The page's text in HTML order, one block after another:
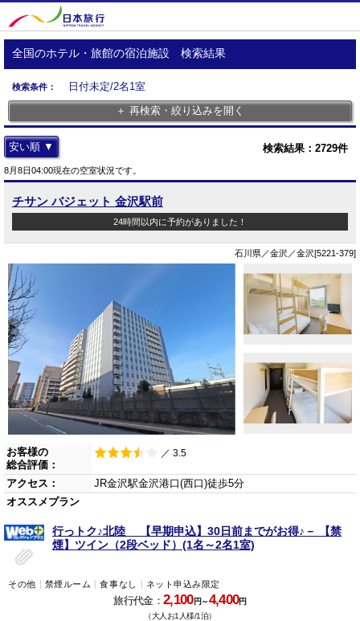
全国のホテル・旅館の宿泊施設 検索結果
検索条件：
日付未定/2名1室
＋ 再検索・絞り込みを開く
検索結果： 2729件
安い順 ▼
8月8日04:00現在の空室状況です。
チサン バジェット 金沢駅前
24時間以内に予約がありました！
石川県／金沢／金沢[5221-379]
お客様の
総合評価：
／ 3.5
アクセス：
JR金沢駅金沢港口(西口)徒歩5分
オススメプラン
行っトク♪北陸 【早期申込】30日前までがお得♪－ 【禁
煙】ツイン（2段ベッド）(1名～2名1室)
その他 禁煙ルーム 食事なし ネット申込み限定
旅行代金：2,100円～4,400円
（大人お1人様/1泊）